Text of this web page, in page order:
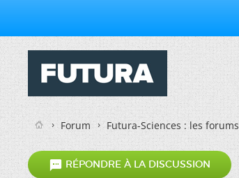
Forum Futura-Sciences : les
 RÉPONDRE À LA DISCUSSION